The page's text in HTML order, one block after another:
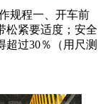
规程一、开车前
松紧要适度；安全
超过30％（用尺测